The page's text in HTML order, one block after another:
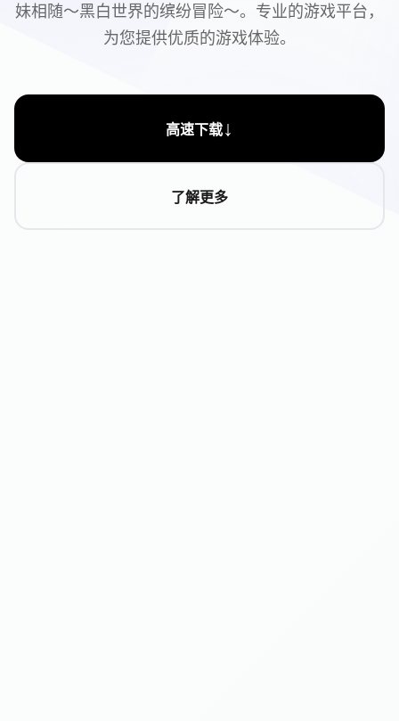
妹相随～黑白世界的缤纷冒险～。专业的游戏平台，
为您提供优质的游戏体验。
高速下载↓
了解更多